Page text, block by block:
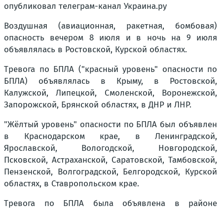
опубликовал телеграм-канал Украина.ру
Воздушная (авиационная, ракетная, бомбовая)
опасность вечером 8 июля и в ночь на 9 июля
объявлялась в Ростовской, Курской областях.
Тревога по БПЛА ("красный уровень" опасности по
БПЛА) объявлялась в Крыму, в Ростовской,
Калужской, Липецкой, Смоленской, Воронежской,
Запорожской, Брянской областях, в ДНР и ЛНР.
"Жёлтый уровень" опасности по БПЛА был объявлен
в Краснодарском крае, в Ленинградской,
Ярославской, Вологодской, Новгородской,
Псковской, Астраханской, Саратовской, Тамбовской,
Пензенской, Волгоградской, Белгородской, Курской
областях, в Ставропольском крае.
Тревога по БПЛА была объявлена в районе